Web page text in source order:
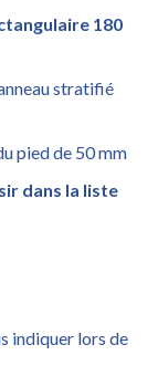
180
stratifié
pied de 50 mm
dans la liste
indiquer lors de